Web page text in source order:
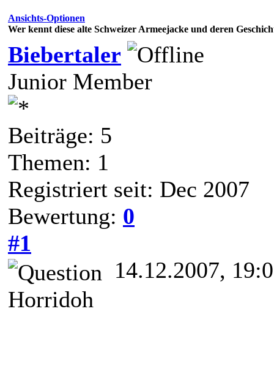
Ansichts-Optionen
Wer kennt diese alte Schweizer Armeejacke und deren
Biebertaler
Junior Member
Beiträge: 5
Themen: 1
Registriert seit: Dec 2007
Bewertung: 0
#1
14.12.2007,
Horridoh